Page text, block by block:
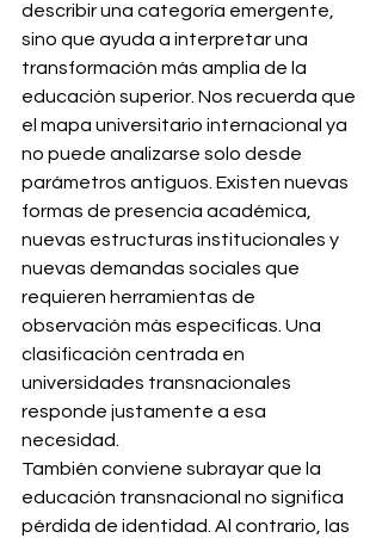
describir una categoría emergente,
sino que ayuda a interpretar una
transformación más amplia de la
educación superior. Nos recuerda que
el mapa universitario internacional ya
no puede analizarse solo desde
parámetros antiguos. Existen nuevas
formas de presencia académica,
nuevas estructuras institucionales y
nuevas demandas sociales que
requieren herramientas de
observación más específicas. Una
clasificación centrada en
universidades transnacionales
responde justamente a esa
necesidad.
También conviene subrayar que la
educación transnacional no significa
pérdida de identidad. Al contrario, las